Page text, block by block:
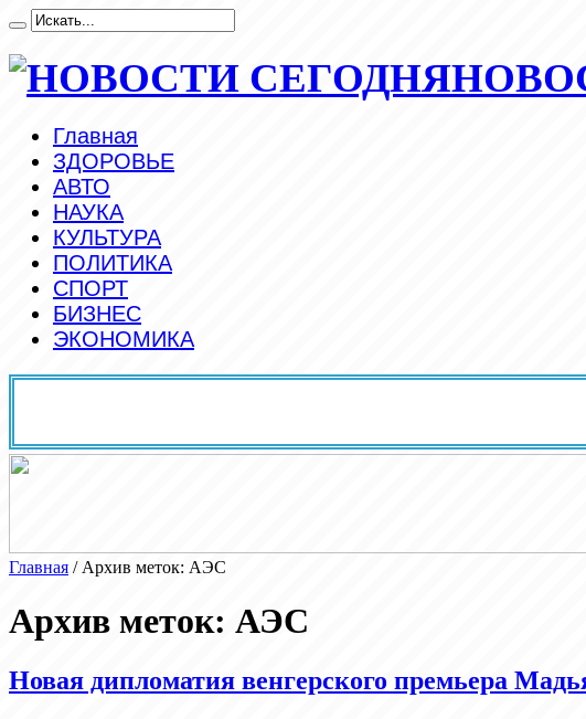
Главная
ЗДОРОВЬЕ
АВТО
НАУКА
КУЛЬТУРА
ПОЛИТИКА
СПОРТ
БИЗНЕС
ЭКОНОМИКА
Главная / Архив меток: АЭС
Архив меток: АЭС
Новая дипломатия венгерского премьера